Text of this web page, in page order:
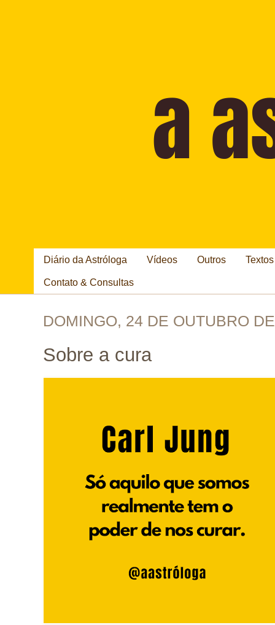
Diário da Astróloga Vídeos Outros
Contato & Consultas
DOMINGO, 24 DE OUTUBRO
Sobre a cura